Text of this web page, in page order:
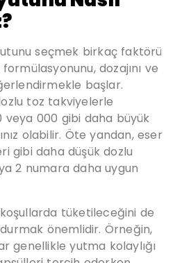
seçmek birkaç faktörü
dozajını ve
başlar.
toz takviyelerle
veya 000 gibi daha büyük
olabilir. Öte yandan, eser
gibi daha düşük dozlu
2 numara daha uygun
tüketileceğini de
önemlidir. Örneğin,
genellikle yutma kolaylığı